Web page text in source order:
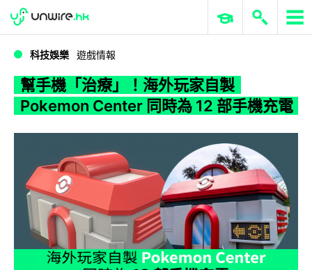
WWDC 2026 ERP 與商業 AI
科技娛樂 遊戲情報
幫手機「治療」！海外玩家自製
Pokemon Center 同時為 12 部手機充電